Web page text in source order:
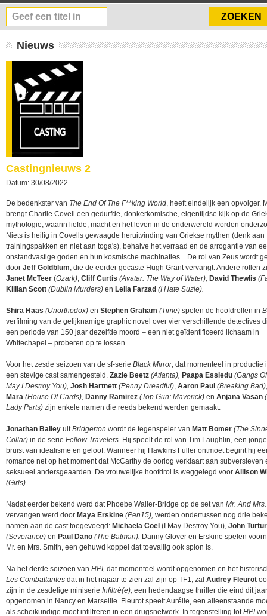
Nieuws
Castingnieuws 2
Datum: 30/08/2022
De bedenkster van The End Of The F**king World, heeft eindelijk een opvolger.
brengt Charlie Covell een gedurfde, donkerkomische, eigentijdse kijk op de
mythologie, waarin liefde, macht en het leven in de onderwereld worden
Niets is heilig in Covells gewaagde heruitvinding van Griekse mythen (denk aan
trainingspakken en niet aan toga's), behalve het verraad en de arrogantie van
onstandvastige goden en hun kosmische machinaties... De rol van Zeus wordt
door Jeff Goldblum, die de eerder gecaste Hugh Grant vervangt. Andere rollen
Janet McTeer (Ozark), Cliff Curtis (Avatar: The Way of Water), David Thewlis
Killian Scott (Dublin Murders) en Leila Farzad (I Hate Suzie).
Shira Haas (Unorthodox) en Stephen Graham (Time) spelen de hoofdrollen in
verfilming van de gelijknamige graphic novel over vier verschillende detectives
een periode van 150 jaar dezelfde moord – een niet geïdentificeerd lichaam in
Whitechapel – proberen op te lossen.
Voor het zesde seizoen van de sf-serie Black Mirror, dat momenteel in productie
een stevige cast samengesteld. Zazie Beetz (Atlanta), Paapa Essiedu (Gangs
May I Destroy You), Josh Hartnett (Penny Dreadful), Aaron Paul (Breaking
Mara (House Of Cards), Danny Ramirez (Top Gun: Maverick) en Anjana Vasan
Lady Parts) zijn enkele namen die reeds bekend werden gemaakt.
Jonathan Bailey uitBridgerton wordt de tegenspeler van Matt Bomer (The
Collar) in de serie Fellow Travelers. Hij speelt de rol van Tim Laughlin, een
bruist van idealisme en geloof. Wanneer hij Hawkins Fuller ontmoet begint hij
romance net op het moment dat McCarthy de oorlog verklaart aan subversieven
seksueel andersgeaarden. De vrouwelijke hoofdrol is weggelegd voor Allison
(Girls).
Nadat eerder bekend werd dat Phoebe Waller-Bridge op de set van Mr. And
vervangen werd door Maya Erskine (Pen15), werden ondertussen nog drie
namen aan de cast toegevoegd: Michaela Coel (I May Destroy You), John
(Severance) en Paul Dano (The Batman). Danny Glover en Erskine spelen
Mr. en Mrs. Smith, een gehuwd koppel dat toevallig ook spion is.
Na het derde seizoen van HPI, dat momenteel wordt opgenomen en het
Les Combattantes dat in het najaar te zien zal zijn op TF1, zal Audrey Fleurot
zijn in de zesdelige miniserie Infiltré(e), een hedendaagse thriller die eind dit
opgenomen in Nancy en Marseille. Fleurot speelt Aurélie, een alleenstaande
als scheikundige moet infiltreren in een drugsnetwerk. In tegenstelling totHPI